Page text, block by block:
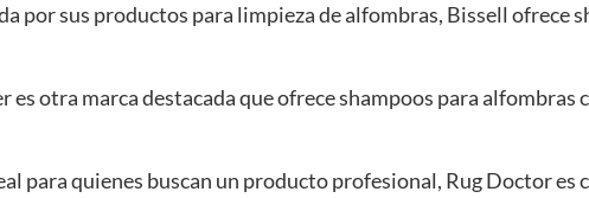
por sus productos para limpieza de alfombras, Bissell ofrece
es otra marca destacada que ofrece shampoos para alfombras
para quienes buscan un producto profesional, Rug Doctor es